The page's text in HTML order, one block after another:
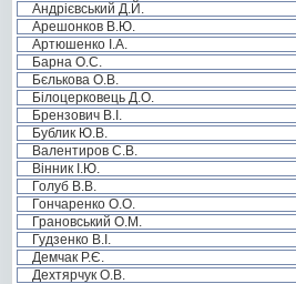
Андрієвський Д.Й.
Арешонков В.Ю.
Артюшенко І.А.
Барна О.С.
Бєлькова О.В.
Білоцерковець Д.О.
Брензович В.І.
Бублик Ю.В.
Валентиров С.В.
Вінник І.Ю.
Голуб В.В.
Гончаренко О.О.
Грановський О.М.
Гудзенко В.І.
Демчак Р.Є.
Дехтярчук О.В.